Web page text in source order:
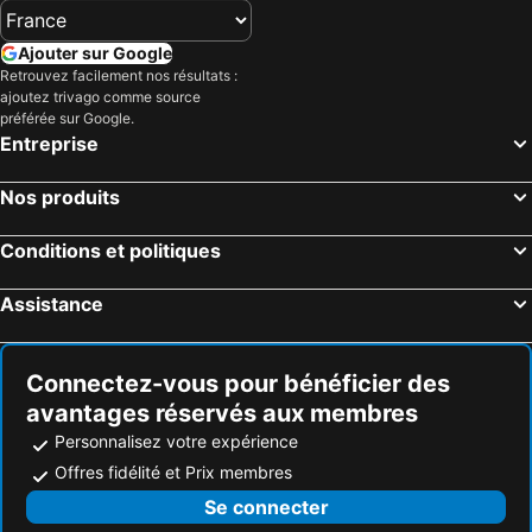
Blue Moon Gay Resort
Its The Trump At The Hilton Grand Vacations Resort
Stay Together Suites 1bd1ba Apartment
Sakura Serenity Studio-no Resort Fee
JW Marriott Las Vegas Resort & Spa
Comfort Inn & Suites Henderson - Las Vegas
Ajouter sur Google
Retrouvez facilement nos résultats :
ajoutez trivago comme source
préférée sur Google.
Entreprise
Nos produits
Conditions et politiques
Assistance
Connectez-vous pour bénéficier des
avantages réservés aux membres
Personnalisez votre expérience
Offres fidélité et Prix membres
Se connecter